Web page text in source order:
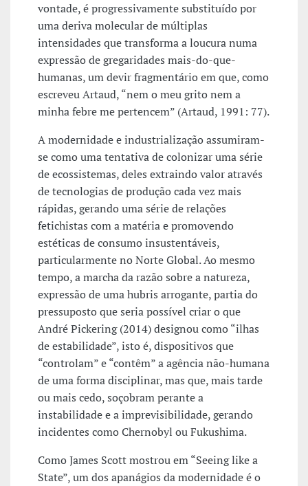
vontade, é progressivamente substituído por
uma deriva molecular de múltiplas
intensidades que transforma a loucura numa
expressão de gregaridades mais-do-que-
humanas, um devir fragmentário em que, como
escreveu Artaud, “nem o meu grito nem a
minha febre me pertencem” (Artaud, 1991: 77).
A modernidade e industrialização assumiram-
se como uma tentativa de colonizar uma série
de ecossistemas, deles extraindo valor através
de tecnologias de produção cada vez mais
rápidas, gerando uma série de relações
fetichistas com a matéria e promovendo
estéticas de consumo insustentáveis,
particularmente no Norte Global. Ao mesmo
tempo, a marcha da razão sobre a natureza,
expressão de uma hubris arrogante, partia do
pressuposto que seria possível criar o que
André Pickering (2014) designou como “ilhas
de estabilidade”, isto é, dispositivos que
“controlam” e “contêm” a agência não-humana
de uma forma disciplinar, mas que, mais tarde
ou mais cedo, soçobram perante a
instabilidade e a imprevisibilidade, gerando
incidentes como Chernobyl ou Fukushima.
Como James Scott mostrou em “Seeing like a
State”, um dos apanágios da modernidade é o